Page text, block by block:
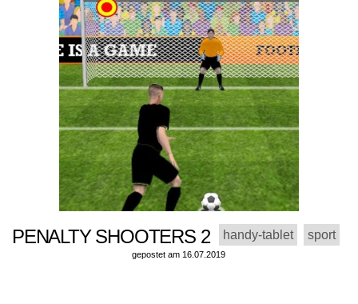
PENALTY SHOOTERS 2 handy-tablet sport
gepostet am 16.07.2019